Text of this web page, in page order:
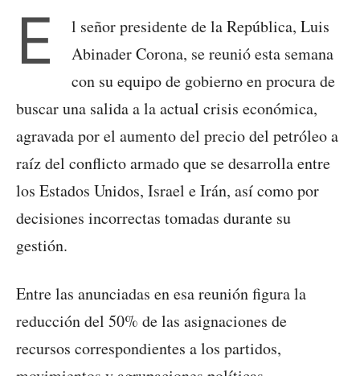
E
l señor presidente de la República, Luis
Abinader Corona, se reunió esta semana
con su equipo de gobierno en procura de
buscar una salida a la actual crisis económica,
agravada por el aumento del precio del petróleo a
raíz del conflicto armado que se desarrolla entre
los Estados Unidos, Israel e Irán, así como por
decisiones incorrectas tomadas durante su
gestión.
Entre las anunciadas en esa reunión figura la
reducción del 50% de las asignaciones de
recursos correspondientes a los partidos,